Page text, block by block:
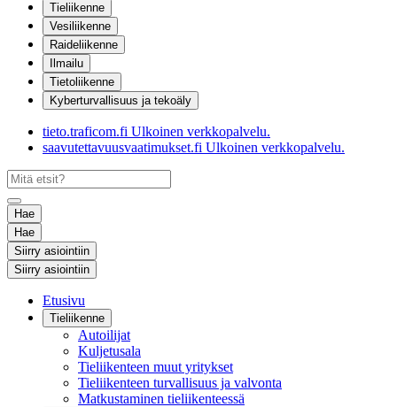
Tieliikenne
Vesiliikenne
Raideliikenne
Ilmailu
Tietoliikenne
Kyberturvallisuus ja tekoäly
tieto.traficom.fi Ulkoinen verkkopalvelu.
saavutettavuusvaatimukset.fi Ulkoinen verkkopalvelu.
Hae
Hae
Siirry asiointiin
Siirry asiointiin
Etusivu
Tieliikenne
Autoilijat
Kuljetusala
Tieliikenteen muut yritykset
Tieliikenteen turvallisuus ja valvonta
Matkustaminen tieliikenteessä